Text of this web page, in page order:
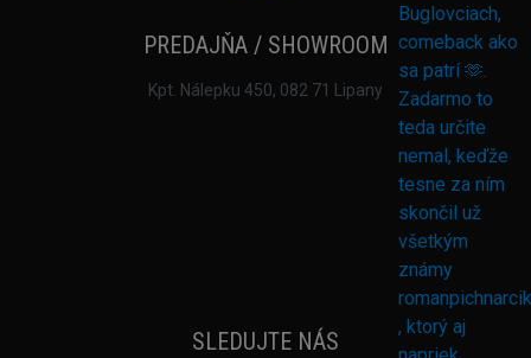
PREDAJŇA / SHOWROOM
Kpt. Nálepku 450, 082 71 Lipany
SLEDUJTE NÁS